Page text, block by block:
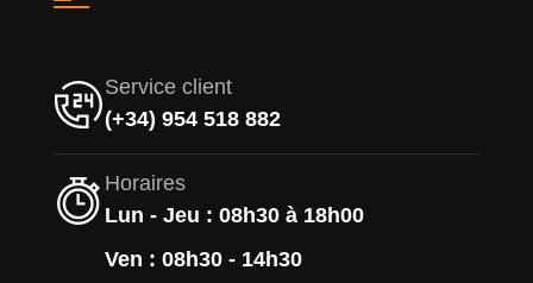
Service client
(+34) 954 518 882
Horaires
Lun - Jeu : 08h30 à 18h00
Ven : 08h30 - 14h30